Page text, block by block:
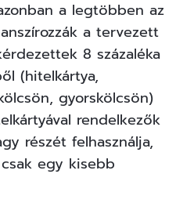
a legtöbben az
a tervezett
8 százaléka
(hitelkártya,
gyorskölcsön)
rendelkezők
részét felhasználja,
egy kisebb